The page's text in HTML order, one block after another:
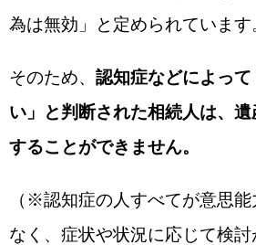
為は無効」と定められています
そのため、 認知症などによっ
い」と判断された相続人は、
することができません。
（※認知症の人すべてが意思
なく、症状や状況に応じて検討